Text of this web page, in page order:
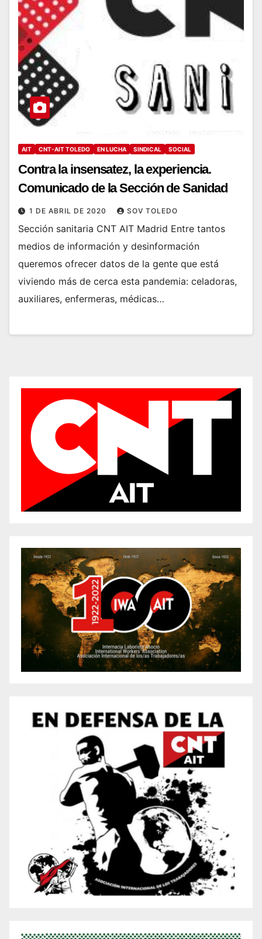
AIT CNT-AIT TOLEDO EN LUCHA SINDICAL SOCIAL
Contra la insensatez, la experiencia.
Comunicado de la Sección de Sanidad
1 DE ABRIL DE 2020 SOV TOLEDO
Sección sanitaria CNT AIT Madrid Entre tantos
medios de información y desinformación
queremos ofrecer datos de la gente que está
viviendo más de cerca esta pandemia: celadoras,
auxiliares, enfermeras, médicas…